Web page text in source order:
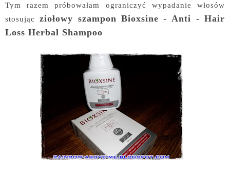
Tym razem próbowałam ograniczyć wypadanie włosów
stosując
ziołowy szampon Bioxsine -Anti - Hair
Loss Herbal Shampoo